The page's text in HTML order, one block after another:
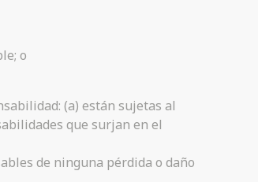
o
(a) están sujetas al
que surjan en el
de ninguna pérdida o daño